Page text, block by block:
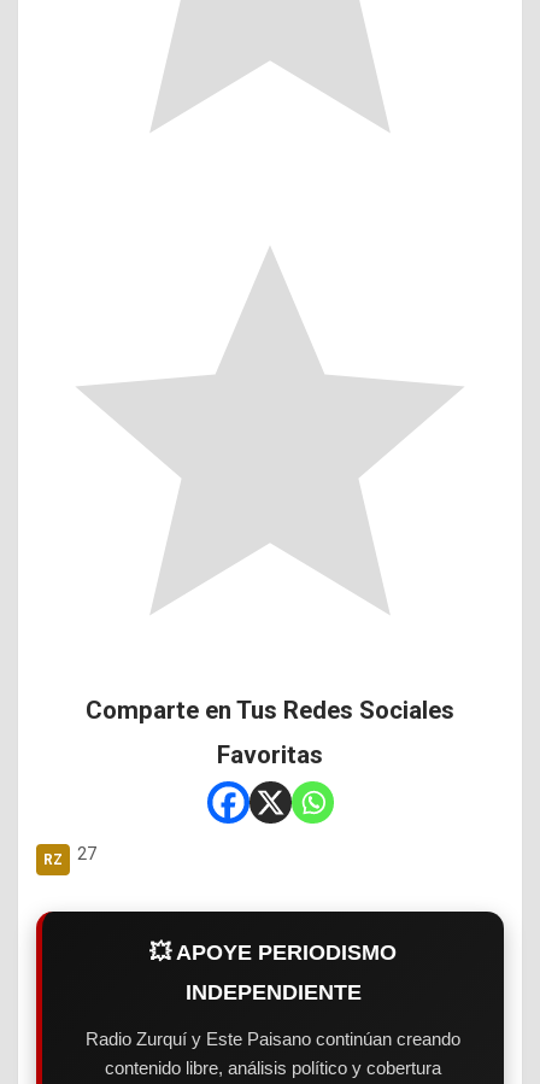
Comparte en Tus Redes Sociales
Favoritas
27
💥 APOYE PERIODISMO
INDEPENDIENTE
Radio Zurquí y Este Paisano continúan creando
contenido libre, análisis político y cobertura